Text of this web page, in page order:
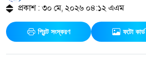
প্রকাশ : ৩০ মে, ২০২৬ ০৪:১২ এএম
প্রিন্ট সংস্করণ ফটো কার্ড